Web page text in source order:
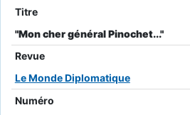
Titre
"Mon cher général Pinochet..."
Revue
Le Monde Diplomatique
Numéro